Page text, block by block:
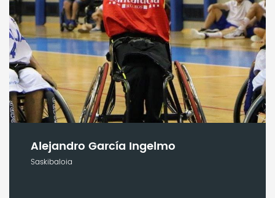
Alejandro García Ingelmo
Saskibaloia